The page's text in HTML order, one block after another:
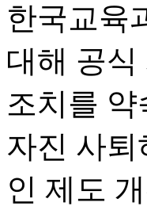
한국교육
대해 공
조치를
자진 사
인 제도